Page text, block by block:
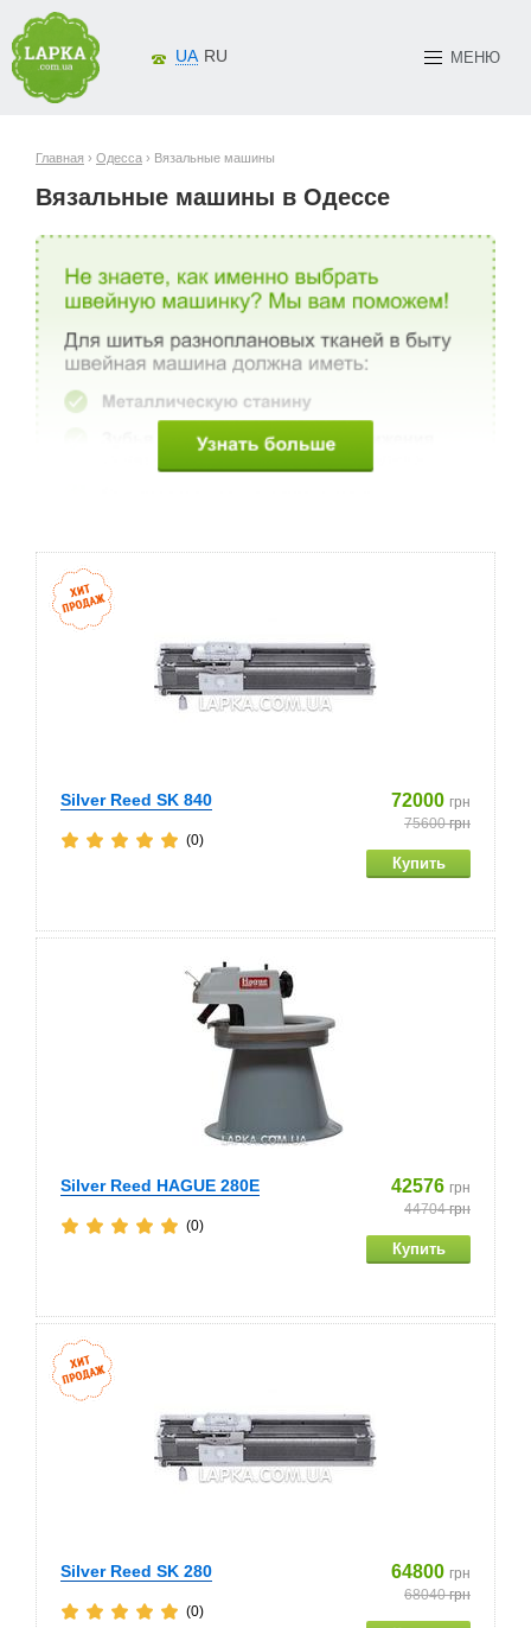
МЕНЮ
UA RU
Главная › Одесса › Вязальные машины
Вязальные машины в Одессе
Silver Reed SK 840 72000 грн
75600грн
(0)
Silver Reed HAGUE 280E 42576 грн
44704грн
(0)
Silver Reed SK 280 64800 грн
68040грн
(0)